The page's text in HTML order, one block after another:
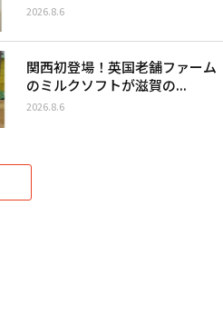
2026.8.6
関西初登場！英国老舗ファーム
のミルクソフトが滋賀の...
2026.8.6